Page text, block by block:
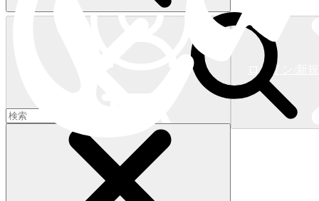
ログイン/新
ショッピングカート 0)